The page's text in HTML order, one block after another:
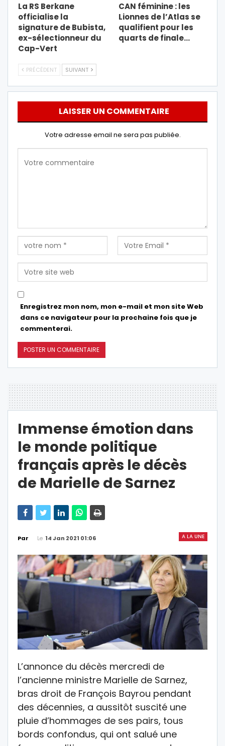
La RS Berkane
officialise la
signature de Bubista,
ex-sélectionneur du
Cap-Vert
CAN féminine : les
Lionnes de l’Atlas se
qualifient pour les
quarts de finale…
PRÉCÉDENT SUIVANT
LAISSER UN COMMENTAIRE
Votre adresse email ne sera pas publiée.
Enregistrez mon nom, mon e-mail et mon site Web
dans ce navigateur pour la prochaine fois que je
commenterai.
Immense émotion dans
le monde politique
français après le décès
de Marielle de Sarnez
A LA UNE
Par Le 14 Jan 2021 01:06
L’annonce du décès mercredi de
l’ancienne ministre Marielle de Sarnez,
bras droit de François Bayrou pendant
des décennies, a aussitôt suscité une
pluie d’hommages de ses pairs, tous
bords confondus, qui ont salué une